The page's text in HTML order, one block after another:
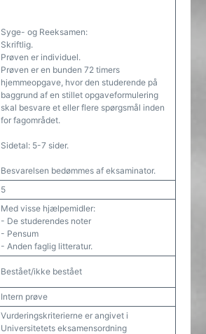
Syge- og Reeksamen:
Skriftlig.
Prøven er individuel.
Prøven er en bunden 72 timers
hjemmeopgave, hvor den studerende på
baggrund af en stillet opgaveformulering
skal besvare et eller flere spørgsmål inden
for fagområdet.
Sidetal: 5-7 sider.
Besvarelsen bedømmes af eksaminator.
5
Med visse hjælpemidler:
- De studerendes noter
- Pensum
- Anden faglig litteratur.
Bestået/ikke bestået
Intern prøve
Vurderingskriterierne er angivet i
Universitetets eksamensordning